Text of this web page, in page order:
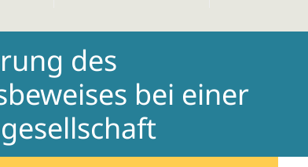
des
bei einer